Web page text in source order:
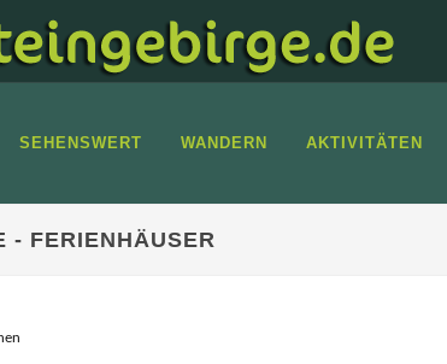
SEHENSWERT WANDERN AKTIVITÄTEN
- FERIENHÄUSER